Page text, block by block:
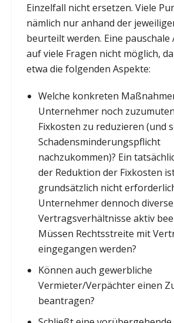
Einzelfall nicht ersetzen. Viele
nämlich nur anhand der
beurteilt werden. Eine
auf viele Fragen nicht möglich,
etwa die folgenden Aspekte:
Welche konkreten
Unternehmer noch
Fixkosten zu reduzieren (und
Schadensminderungspflicht
nachzukommen)? Ein
der Reduktion der Fixkosten
grundsätzlich nicht
Unternehmer dennoch diverse
Vertragsverhältnisse aktiv
Müssen Rechtsstreite mit
eingegangen werden?
Können auch gewerbliche
Vermieter/Verpächter einen
beantragen?